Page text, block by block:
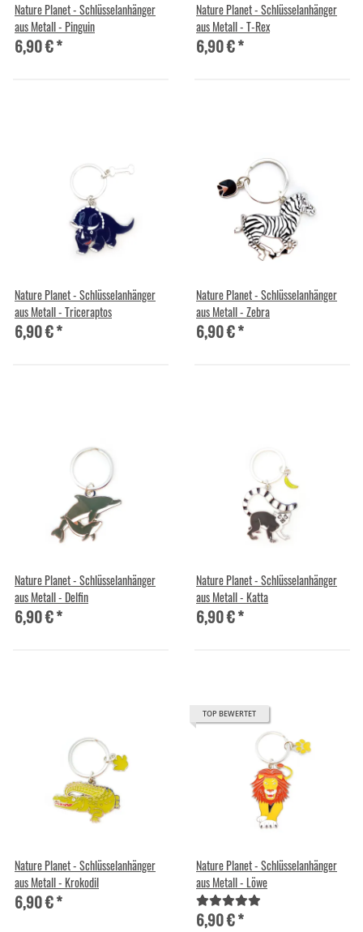
Nature Planet - Schlüsselanhänger
aus Metall - Pinguin
6,90 €*
Nature Planet - Schlüsselanhänger
aus Metall - T-Rex
6,90 €*
Nature Planet - Schlüsselanhänger
aus Metall - Triceraptos
6,90 €*
Nature Planet - Schlüsselanhänger
aus Metall - Zebra
6,90 €*
Nature Planet - Schlüsselanhänger
aus Metall - Delfin
6,90 €*
Nature Planet - Schlüsselanhänger
aus Metall - Katta
6,90 €*
Nature Planet - Schlüsselanhänger
aus Metall - Krokodil
6,90 €*
TOP BEWERTET
Nature Planet - Schlüsselanhänger
aus Metall - Löwe
6,90 €*